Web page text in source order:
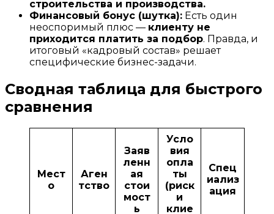
строительства и производства.
Финансовый бонус (шутка): Есть один
неоспоримый плюс — клиенту не
приходится платить за подбор. Правда, и
итоговый «кадровый состав» решает
специфические бизнес-задачи.
Сводная таблица для быстрого
сравнения
Мест
о
Аген
тство
Заяв
ленн
ая
стои
мост
ь
Усло
вия
опла
ты
(риск
и
клие
Спец
иализ
ация